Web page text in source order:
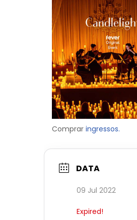
Comprar ingressos.
DATA
09 Jul 2022
Expired!